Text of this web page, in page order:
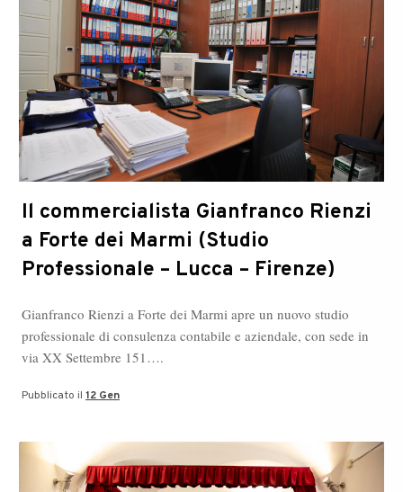
Il commercialista Gianfranco Rienzi
a Forte dei Marmi (Studio
Professionale – Lucca – Firenze)
Gianfranco Rienzi a Forte dei Marmi apre un nuovo studio
professionale di consulenza contabile e aziendale, con sede in
via XX Settembre 151….
Pubblicato il 12 Gen